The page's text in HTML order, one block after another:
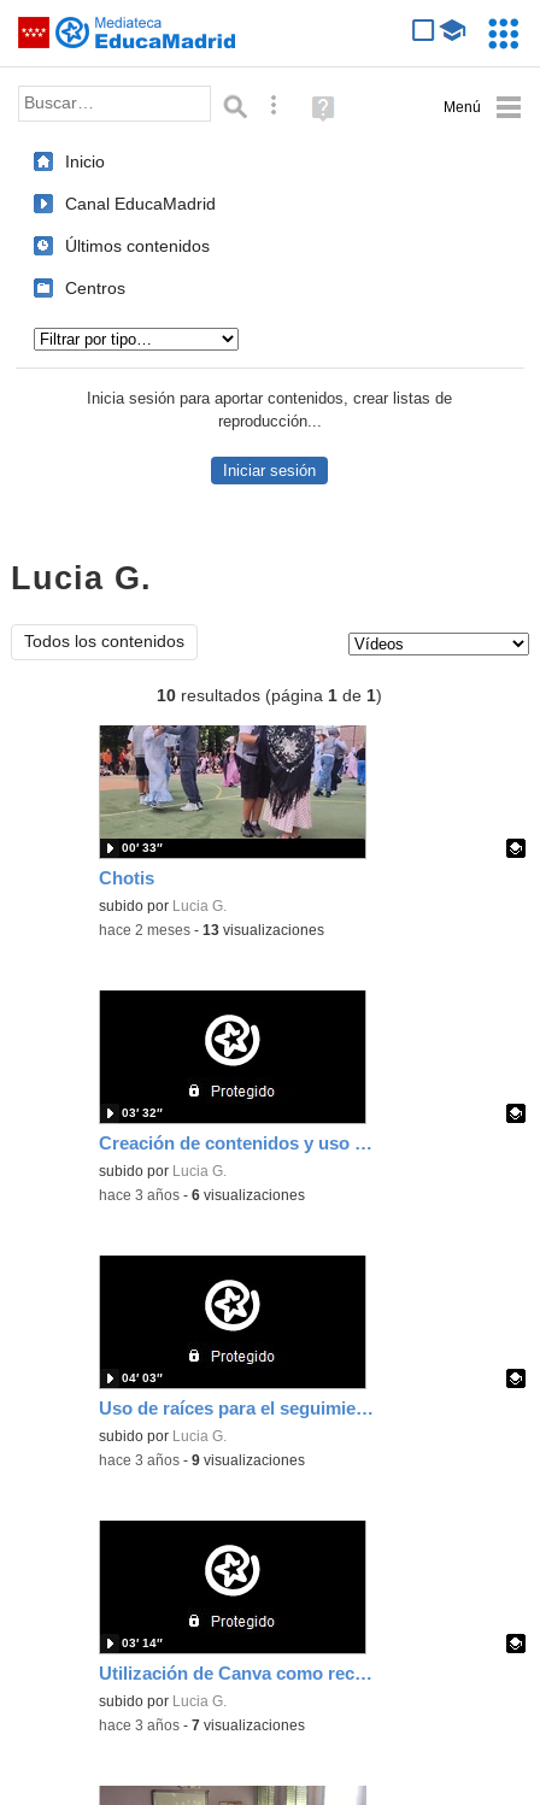
Saltar navegación
Palabra o frase: Búsqueda avanzada
Ayuda
(en
Inicio
Canal EducaMadrid
Últimos contenidos
Centros
Inicia sesión para aportar contenidos, crear listas de
reproducción...
Iniciar sesión
Lucia G.
Todos los contenidos
10 resultados (página1 de1)
Chotis
Contenido educativo.
subido por Lucia G.
00′ 33″
-hace 2 meses -13 visualizaciones
Creación de contenidos y uso de Aulas Virtuales
Contenido educativo.
subido por Lucia G.
03′ 32″
-hace 3 años -6 visualizaciones
Uso de raíces para el seguimiento académico del alumnado
Contenido educativo.
subido por Lucia G.
04′ 03″
-hace 3 años -9 visualizaciones
Utilización de Canva como recurso educativo dentro del aula
Contenido educativo.
subido por Lucia G.
03′ 14″
-hace 3 años -7 visualizaciones